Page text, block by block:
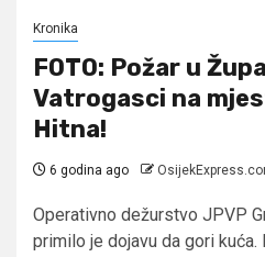
Kronika
FOTO: Požar u
Vatrogasci na
Hitna!
6 godina ago
Operativno dežurstvo JPVP
primilo je dojavu da gori kuća.